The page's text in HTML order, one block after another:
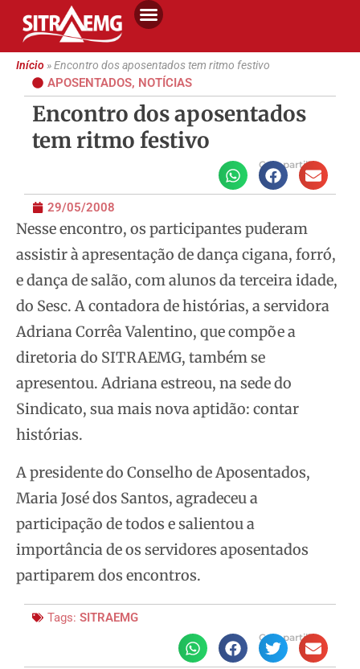
Início»Encontro dos aposentados tem ritmo festivo
APOSENTADOS, NOTÍCIAS
Encontro dos aposentados
tem ritmo festivo
Compartilhe
29/05/2008
Nesse encontro, os participantes puderam
assistir à apresentação de dança cigana, forró,
e dança de salão, com alunos da terceira idade,
do Sesc. Acontadora de histórias, a servidora
Adriana Corrêa Valentino, que compõe a
diretoria do SITRAEMG, também se
apresentou. Adriana estreou, na sede do
Sindicato, sua mais nova aptidão: contar
histórias.
A presidente do Conselho de Aposentados,
Maria José dos Santos, agradeceu a
participação de todos e salientou a
importância de os servidores aposentados
partiparem dos encontros.
Tags: SITRAEMG
Compartilhe